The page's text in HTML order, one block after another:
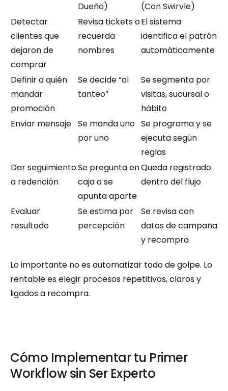
Dueño)
(Con Swirvle)
Detectar
clientes que
dejaron de
comprar
Revisa tickets o
recuerda
nombres
El sistema
identifica el patrón
automáticamente
Definir a quién
mandar
promoción
Se decide “al
tanteo”
Se segmenta por
visitas, sucursal o
hábito
Enviar mensaje Se manda uno
por uno
Se programa y se
ejecuta según
reglas
Dar seguimiento
a redención
Se pregunta en
caja o se
apunta aparte
Queda registrado
dentro del flujo
Evaluar
resultado
Se estima por
percepción
Se revisa con
datos de campaña
y recompra
Lo importante no es automatizar todo de golpe. Lo
rentable es elegir procesos repetitivos, claros y
ligados a recompra.
Cómo Implementar tu Primer
Workflow sin Ser Experto